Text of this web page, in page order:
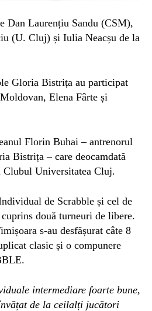
Dan Laurențiu Sandu (CSM),
(U. Cluj) și Iulia Neacșu de la
Gloria Bistrița au participat
Elena Fârte și
Florin Buhai – antrenorul
Bistrița – care deocamdată
Universitatea Cluj.
de Scrabble și cel de
două turneuri de libere.
s-au desfășurat câte 8
clasic și o compunere
intermediare foarte bune,
de la ceilalți jucători